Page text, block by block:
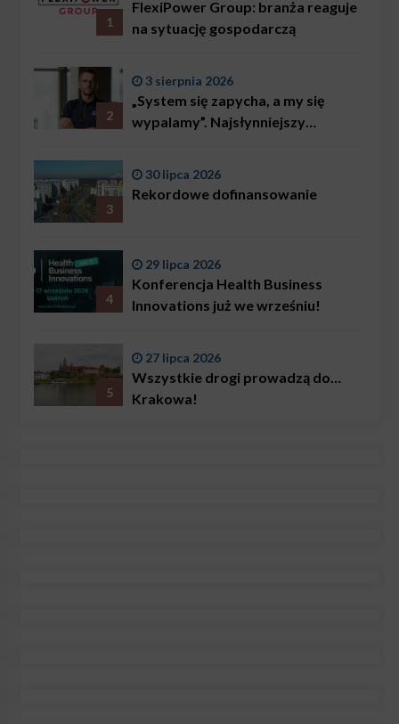
1
FlexiPower Group: branża reaguje
na sytuację gospodarczą
2
3 sierpnia 2026
„System się zapycha, a my się
wypalamy”. Najsłynniejszy
problemem są nie tylko choroby
3
30 lipca 2026
Rekordowe dofinansowanie
4
29 lipca 2026
Konferencja Health Business
Innovations już we wrześniu!
5
27 lipca 2026
Wszystkie drogi prowadzą do…
Krakowa!